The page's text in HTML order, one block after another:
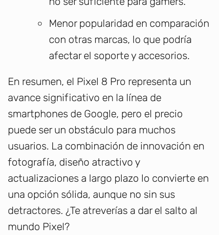
Menor popularidad en comparación
con otras marcas, lo que podría
afectar el soporte y accesorios.
En resumen, el Pixel 8 Pro representa un
avance significativo en la línea de
smartphones de Google, pero el precio
puede ser un obstáculo para muchos
usuarios. La combinación de innovación en
fotografía, diseño atractivo y
actualizaciones a largo plazo lo convierte en
una opción sólida, aunque no sin sus
detractores. ¿Te atreverías a dar el salto al
mundo Pixel?